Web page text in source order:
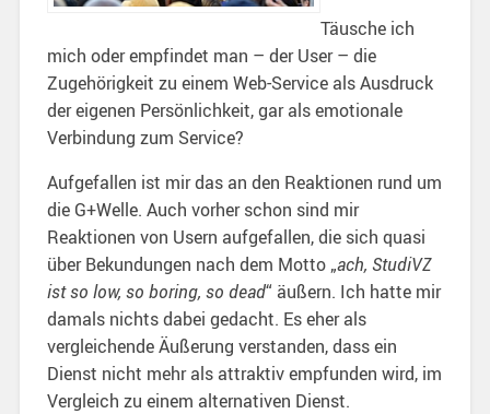
Täusche ich
mich oder empfindet man – der User – die
Zugehörigkeit zu einem Web-Service als Ausdruck
der eigenen Persönlichkeit, gar als emotionale
Verbindung zum Service?
Aufgefallen ist mir das an den Reaktionen rund um
die G+Welle. Auch vorher schon sind mir
Reaktionen von Usern aufgefallen, die sich quasi
über Bekundungen nach dem Motto „ach, StudiVZ
ist so low, so boring, so dead“ äußern. Ich hatte mir
damals nichts dabei gedacht. Es eher als
vergleichende Äußerung verstanden, dass ein
Dienst nicht mehr als attraktiv empfunden wird, im
Vergleich zu einem alternativen Dienst.